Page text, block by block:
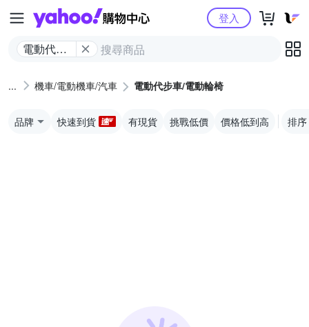
Yahoo購物中心
電動代步
椅
登入
機車/電動機車/汽車 電動代步車/電動輪椅
品牌 快速到貨 有現貨 挑戰低價 價格低到高 排序